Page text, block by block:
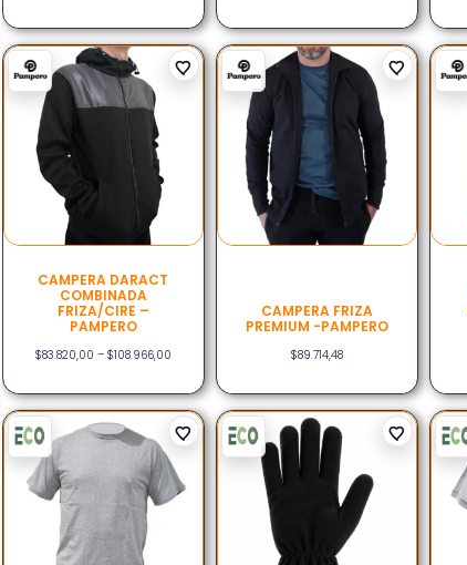
CAMPERA DARACT
COMBINADA
FRIZA/CIRE –
PAMPERO
$83.820,00 – $108.966,00
CAMPERA FRIZA
PREMIUM -PAMPERO
$89.714,48